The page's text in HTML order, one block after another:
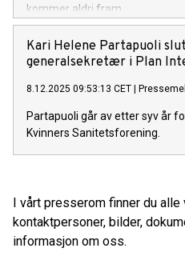
kommer aldri fram.
Kari Helene Partapuoli
generalsekretær i Plan
8.12.2025 09:53:13 CET
Partapuoli går av etter syv år
Kvinners Sanitetsforening.
I vårt presserom finner du
kontaktpersoner, bilder,
informasjon om oss.